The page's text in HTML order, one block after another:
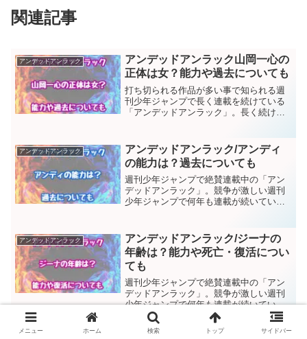
関連記事
アンデッドアンラック
アンデッドアンラック山岡一心の
正体は女？能力や過去についても
打ち切られる作品が多い事で知られる週
刊少年ジャンプで長く連載を続けている
「アンデッドアンラック」。長く続けら
ンラック」に登場する山岡一心について
解説します。山岡は鎧武者...
アンデッドアンラック
アンデッドアンラック/アンディ
の能力は？過去についても
週刊少年ジャンプで絶賛連載中の「アン
デッドアンラック」。競争が激しい週刊
少年ジャンプで何年も連載が続いている
ンラック」に登場するアンディ。アンデ
ィは自身の能力によって...
アンデッドアンラック
アンデッドアンラック/ジーナの
年齢は？能力や死亡・復活につい
ても
週刊少年ジャンプで絶賛連載中の「アン
デッドアンラック」。競争が激しい週刊
少年ジャンプで何年も連載が続いている
「アンデラ」は、人気作品の1つとして数
えられています。そんな「アンデラ」に
メニュー ホーム 検索 トップ サイドバー